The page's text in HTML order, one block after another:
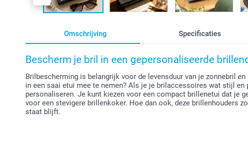
Omschrijving Specificaties
Bescherm je bril in een gepersonaliseerde
Brilbescherming is belangrijk voor de levensduur van je zonnebril
in een saai etui mee te nemen? Als je je brilaccessoires wat stijl en
personaliseren. Je kunt kiezen voor een compact brillenetui dat je
voor een stevigere brillenkoker. Hoe dan ook, deze brillenhouders
staat blijft.